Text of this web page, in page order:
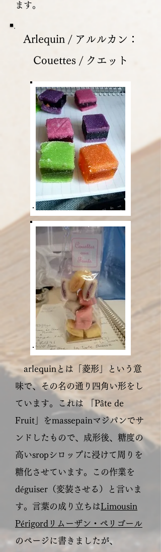
ます。
Arlequin / アルルカン：
Couettes / クエット
arlequinとは「菱形」という意
味で、その名の通り四角い形をし
ています。これは 「Pâte de
Fruit」をmassepainマジパンでサ
ンドしたもので、成形後、糖度の
高いsropシロップに浸けて周りを
糖化させています。この作業を
déguiser（変装させる）と言いま
す。言葉の成り立ちはLimousin
Périgordリムーザン・ペリゴール
のページに書きましたが、